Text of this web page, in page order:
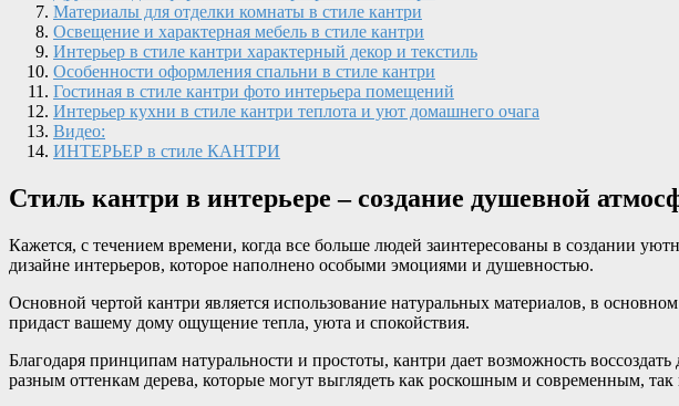
Материалы для отделки комнаты в стиле кантри
Освещение и характерная мебель в стиле кантри
Интерьер в стиле кантри характерный декор и текстиль
Особенности оформления спальни в стиле кантри
Гостиная в стиле кантри фото интерьера помещений
Интерьер кухни в стиле кантри теплота и уют домашнего очага
Видео:
ИНТЕРЬЕР в стиле КАНТРИ
Стиль кантри в интерьере – создание душевной
Кажется, с течением времени, когда все больше людей заинтересованы в создании
дизайне интерьеров, которое наполнено особыми эмоциями и душевностью.
Основной чертой кантри является использование натуральных материалов, в
придаст вашему дому ощущение тепла, уюта и спокойствия.
Благодаря принципам натуральности и простоты, кантри дает возможность
разным оттенкам дерева, которые могут выглядеть как роскошным и современным,